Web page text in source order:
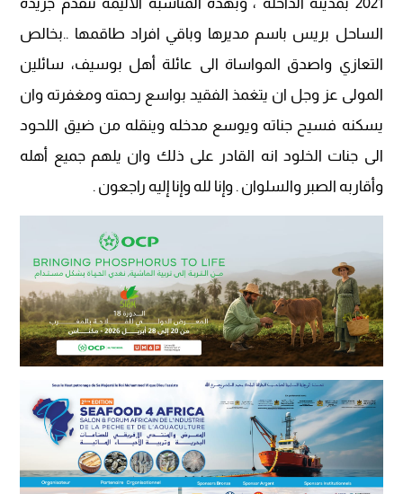
2021 بمدينة الداخلة ، وبهذه المناسبة الأليمة تتقدم جريدة
الساحل بريس باسم مديرها وباقي افراد طاقمها ..بخالص
التعازي واصدق المواساة الى عائلة أهل بوسيف، سائلين
المولى عز وجل ان يتغمذ الفقيد بواسع رحمته ومغفرته وان
يسكنه فسيح جناته ويوسع مدخله وينقله من ضيق اللحود
الى جنات الخلود انه القادر على ذلك وان يلهم جميع أهله
وأقاربه الصبر والسلوان . وإنا لله وإنا إليه راجعون .